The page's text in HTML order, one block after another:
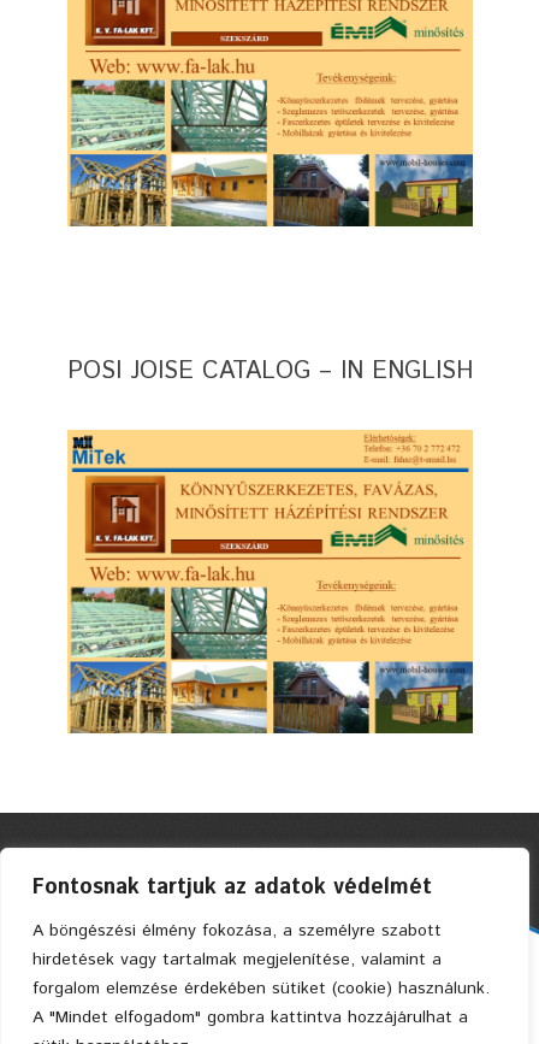
Fontosnak tartjuk az adatok védelmét
A böngészési élmény fokozása, a személyre szabott
hirdetések vagy tartalmak megjelenítése, valamint a
forgalom elemzése érdekében sütiket (cookie) használunk.
A "Mindet elfogadom" gombra kattintva hozzájárulhat a
POSI JOISE CATALOG – IN ENGLISH
Faszerkezetes Ház Kft. © 2004 Privacy Policy